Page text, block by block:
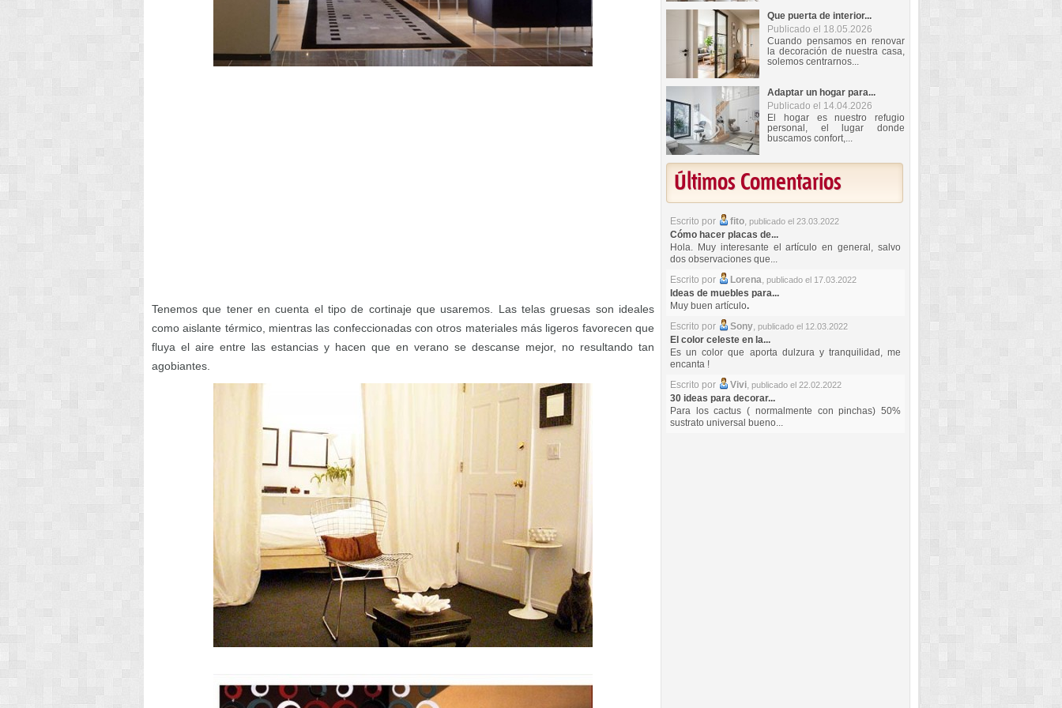
Tenemos que tener en cuenta el tipo de cortinaje que usaremos. Las telas gruesas son ideales
como aislante térmico, mientras las confeccionadas con otros materiales más ligeros favorecen que
fluya el aire entre las estancias y hacen que en verano se descanse mejor, no resultando tan
agobiantes.
Que puerta de interior...
Publicado el 18.05.2026
Cuando pensamos en renovar
la decoración de nuestra casa,
solemos centrarnos...
Adaptar un hogar para...
Publicado el 14.04.2026
El hogar es nuestro refugio
personal, el lugar donde
buscamos confort,...
Últimos Comentarios
Escrito por fito, publicado el 23.03.2022
Cómo hacer placas de...
Hola. Muy interesante el artículo en general, salvo
dos observaciones que...
Escrito por
Lorena, publicado el 17.03.2022
Ideas de muebles para...
Muy buen artículo.
Escrito por
Sony, publicado el 12.03.2022
El color celeste en la...
Es un color que aporta dulzura y tranquilidad, me
encanta !
Escrito por
Vivi, publicado el 22.02.2022
30 ideas para decorar...
Para los cactus ( normalmente con pinchas) 50%
sustrato universal bueno...